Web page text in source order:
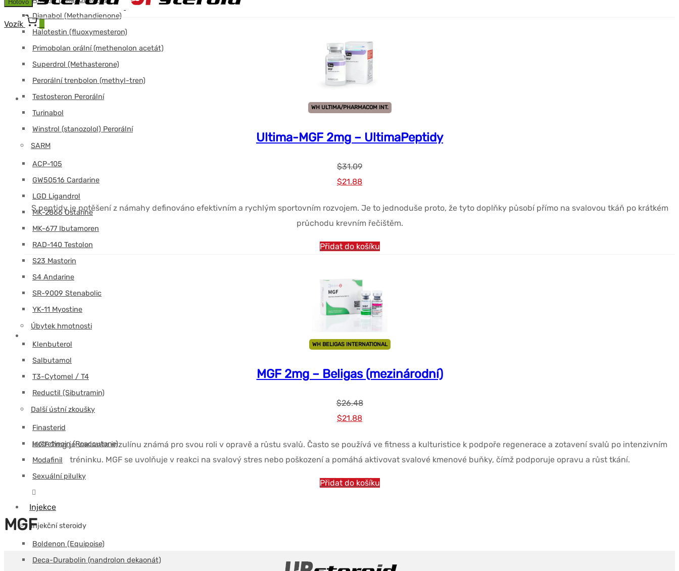
Dianabol (Methandienone)
Halotestin (fluoxymesteron)
Primobolan orální (methenolon acetát)
Superdrol (Methasterone)
Perorální trenbolon (methyl-tren)
Testosteron Perorální
Turinabol
Winstrol (stanozolol) Perorální
SARM
ACP-105
GW50516 Cardarine
LGD Ligandrol
MK-2866 Ostarine
MK-677 Ibutamoren
RAD-140 Testolon
S23 Mastorin
S4 Andarine
SR-9009 Stenabolic
YK-11 Myostine
Úbytek hmotnosti
Klenbuterol
Salbutamol
T3-Cytomel / T4
Reductil (Sibutramin)
Další ústní zkoušky
Finasterid
Isotretinoin (Roaccutane)
Modafinil
Sexuální pilulky
Injekce
Injekční steroidy
Boldenon (Equipoise)
Deca-Durabolin (nandrolon dekaonát)
Vozík
MGF
Hotovo
WH ULTIMA/PHARMACOM INT.
Ultima-MGF 2mg – UltimaPeptidy
$31.09
Původní
byla:
$31.09.
$21.88Současná
je:
$21.88.
S peptidy je potěšení z námahy definováno efektivním a rychlým sportovním rozvojem. Je to jednoduše proto, že tyto doplňky působí přímo na svalovou tkáň po krátkém
průchodu krevním řečištěm.
Přidat do košíku
WH BELIGAS INTERNATIONAL
MGF 2mg – Beligas (mezinárodní)
$26.48
Původní
byla:
$26.48.
$21.88Současná
je:
$21.88.
MGF 2mg je varianta inzulínu známá pro svou roli v opravě a růstu svalů. Často se používá ve fitness a kulturistice k podpoře regenerace a zotavení svalů po intenzivním
tréninku. MGF se uvolňuje v reakci na svalový stres nebo poškození a pomáhá aktivovat svalové kmenové buňky, čímž podporuje opravu a růst tkání.
Přidat do košíku